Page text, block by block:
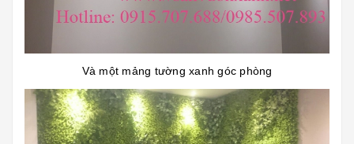
Và một mảng tường xanh góc phòng